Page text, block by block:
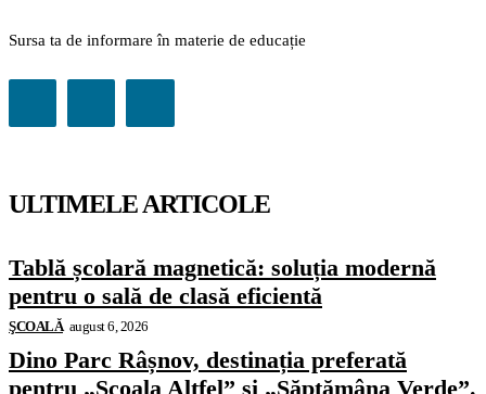
Sursa ta de informare în materie de educație
ULTIMELE ARTICOLE
Tablă școlară magnetică: soluția modernă
pentru o sală de clasă eficientă
ŞCOALĂ august 6, 2026
Dino Parc Râșnov, destinația preferată
pentru „Școala Altfel” și „Săptămâna Verde”.